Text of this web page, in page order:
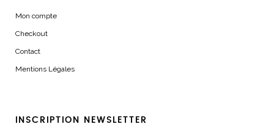
Mon compte
Checkout
Contact
Mentions Légales
INSCRIPTION NEWSLETTER